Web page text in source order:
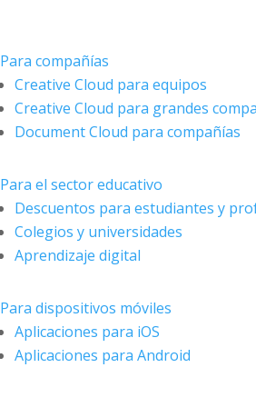
Para compañías
Creative Cloud para equipos
Creative Cloud para grandes
Document Cloud para compañías
Para el sector educativo
Descuentos para estudiantes y
Colegios y universidades
Aprendizaje digital
Para dispositivos móviles
Aplicaciones para iOS
Aplicaciones para Android